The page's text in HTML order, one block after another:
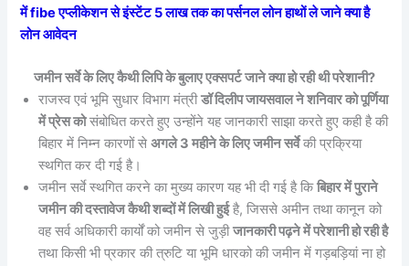
में fibe एप्लीकेशन से इंस्टेंट 5 लाख तक का पर्सनल लोन हाथों ले जाने क्या है
लोन आवेदन
जमीन सर्वे के लिए कैथी लिपि के बुलाए एक्सपर्ट जाने क्या हो रही थी परेशानी?
राजस्व एवं भूमि सुधार विभाग मंत्रीडॉ दिलीप जायसवाल ने शनिवार को पूर्णिया
में प्रेस कोसंबोधित करते हुए उन्होंने यह जानकारी साझा करते हुए कही है की
बिहार में निम्न कारणों सेअगले 3 महीने के लिए जमीन सर्वेकी प्रक्रिया
स्थगित कर दी गई है।
जमीन सर्वे स्थगित करने का मुख्य कारण यह भी दी गई है किबिहार में पुराने
जमीन की दस्तावेज कैथी शब्दों में लिखी हुईहै, जिससे अमीन तथा कानून को
वह सर्व अधिकारी कार्यों को जमीन से जुड़ीजानकारी पढ़ने में परेशानी हो रही है
तथा किसी भी प्रकार की त्रुटि या भूमि धारको की जमीन में गड़बड़ियां ना हो